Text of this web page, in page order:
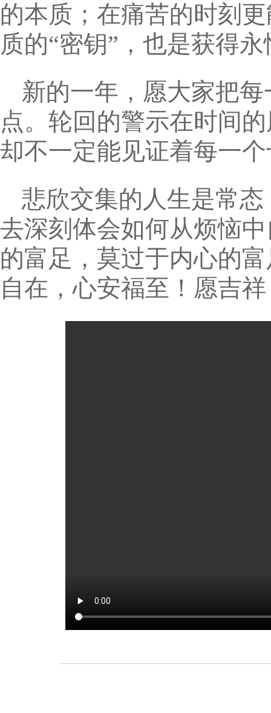
的本质；在痛苦的时刻
质的“密钥”，也是获得
新的一年，愿大家把
点。轮回的警示在时间
却不一定能见证着每一
悲欣交集的人生是常
去深刻体会如何从烦恼
的富足，莫过于内心的
自在，心安福至！愿吉